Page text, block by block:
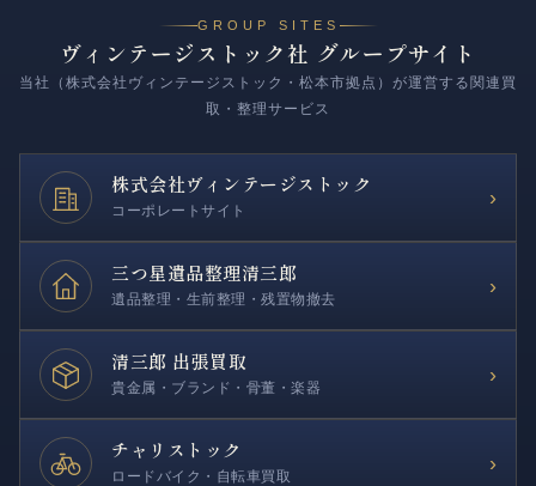
GROUP SITES
ヴィンテージストック社 グループサイト
当社（株式会社ヴィンテージストック・松本市拠点）が運営する関連買
取・整理サービス
株式会社ヴィンテージストック
コーポレートサイト
›
三つ星遺品整理清三郎
遺品整理・生前整理・残置物撤去
›
清三郎 出張買取
貴金属・ブランド・骨董・楽器
›
チャリストック
ロードバイク・自転車買取
›